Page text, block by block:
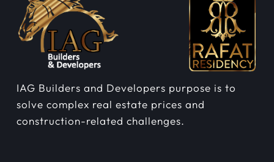
IAG Builders and Developers purpose is to
solve complex real estate prices and
construction-related challenges.